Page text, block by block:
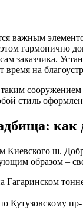
важным
заказчика.
на
сооружением
стиль
как
ш.
образом –